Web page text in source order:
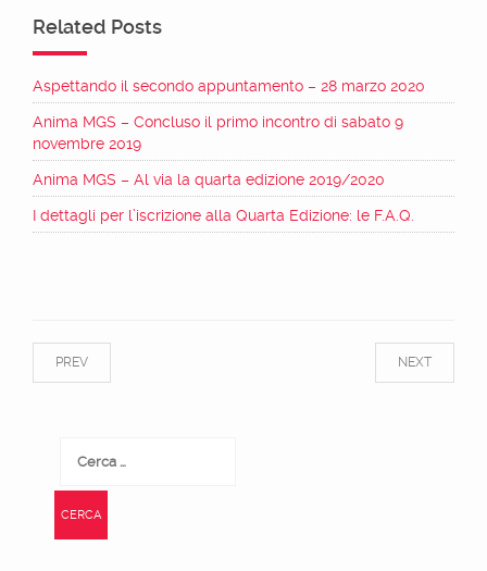
Related Posts
Aspettando il secondo appuntamento – 28 marzo 2020
Anima MGS – Concluso il primo incontro di sabato 9
novembre 2019
Anima MGS – Al via la quarta edizione 2019/2020
I dettagli per l’iscrizione alla Quarta Edizione: le F.A.Q.
NEXT
PREV
per: